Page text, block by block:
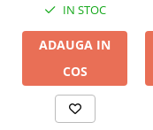
IN STOC
ADAUGA IN
COS